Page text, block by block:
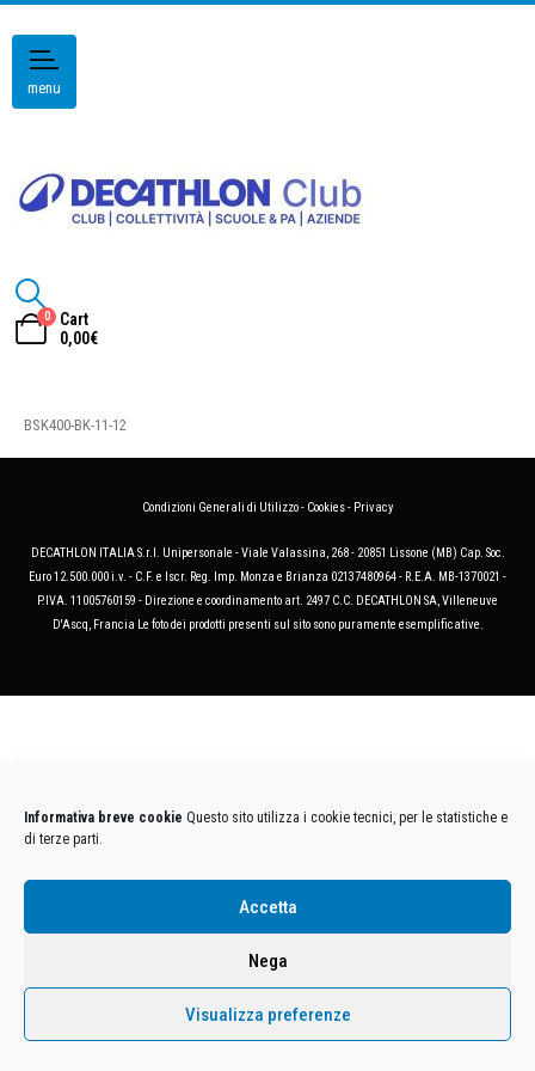
Informativa breve cookie Questo sito utilizza i cookie tecnici, per le statistiche e
di terze parti.
Accetta
Nega
Visualizza preferenze
menu
0
Cart
0,00€
BSK400-BK-11-12
Condizioni Generali di Utilizzo- Cookies- Privacy
DECATHLON ITALIA S.r.l. Unipersonale - Viale Valassina, 268 - 20851 Lissone (MB) Cap. Soc.
Euro 12.500.000 i.v. - C.F. e Iscr. Reg. Imp. Monza e Brianza 02137480964 - R.E.A. MB-1370021 -
P.IVA. 11005760159 - Direzione e coordinamento art. 2497 C.C. DECATHLON SA, Villeneuve
D'Ascq, Francia Le foto dei prodotti presenti sul sito sono puramente esemplificative.